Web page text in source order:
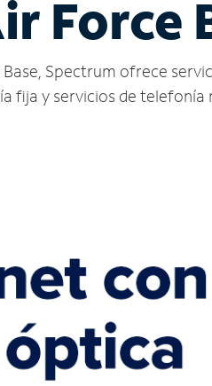
Force
Spectrum ofrece
fija y servicios de telefonía